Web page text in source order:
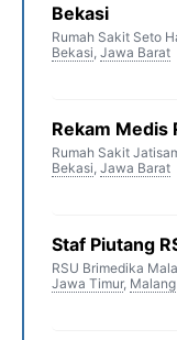
Bekasi
Rumah Sakit Seto
Bekasi, Jawa Barat
Rekam Medis
Rumah Sakit
Bekasi, Jawa Barat
Staf Piutang
RSU Brimedika
Jawa Timur, Malang